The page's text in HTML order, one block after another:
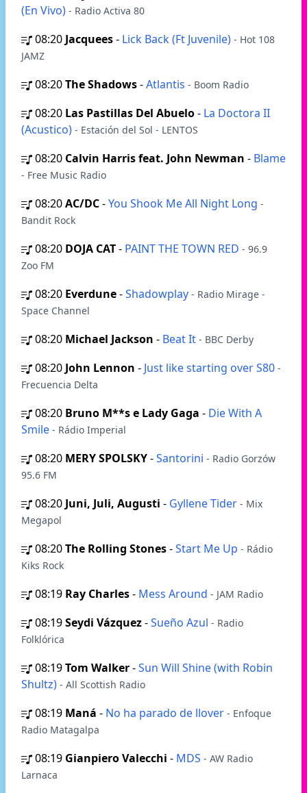
(En Vivo) - Radio Activa 80
08:20 Jacquees- Lick Back (Ft Juvenile) - Hot 108
JAMZ
08:20The Shadows-Atlantis - Boom Radio
08:20 Las Pastillas Del Abuelo- La Doctora II
(Acustico) - Estación del Sol - LENTOS
08:20 Calvin Harris feat. John Newman - Blame
- Free Music Radio
08:20AC/DC-You Shook Me All Night Long -
Bandit Rock
08:20 DOJA CAT- PAINT THE TOWN RED - 96.9
Zoo FM
08:20 Everdune-Shadowplay - Radio Mirage -
Space Channel
08:20 Michael Jackson - Beat It - BBC Derby
08:20 John Lennon - Just like starting over S80 -
Frecuencia Delta
08:20 Bruno M**s e Lady Gaga - Die With A
Smile - Rádio Imperial
08:20 MERY SPOLSKY-Santorini - Radio Gorzów
95.6 FM
08:20 Juni, Juli, Augusti - Gyllene Tider - Mix
Megapol
08:20The Rolling Stones-Start Me Up - Rádio
Kiks Rock
08:19 Ray Charles- Mess Around - JAM Radio
08:19Seydi Vázquez-Sueño Azul - Radio
Folklórica
08:19Tom Walker-Sun Will Shine (with Robin
Shultz) - All Scottish Radio
08:19 Maná - No ha parado de llover - Enfoque
Radio Matagalpa
08:19 Gianpiero Valecchi - MDS - AW Radio
Larnaca